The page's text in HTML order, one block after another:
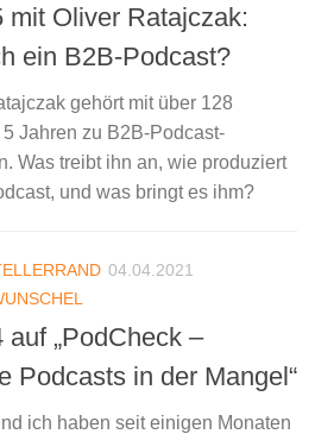
mit Oliver Ratajczak:
ein B2B-Podcast?
gehört mit über 128
Jahren zu B2B-Podcast-
Was treibt ihn an, wie produziert
und was bringt es ihm?
04.04.2021
auf „PodCheck –
Podcasts in der Mangel“
ich haben seit einigen Monaten